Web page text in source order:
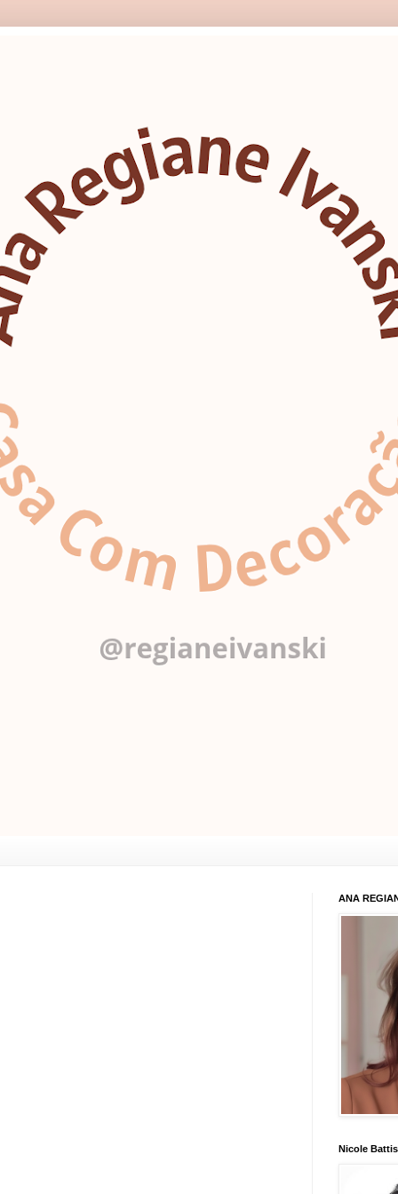
ANA
Nicole